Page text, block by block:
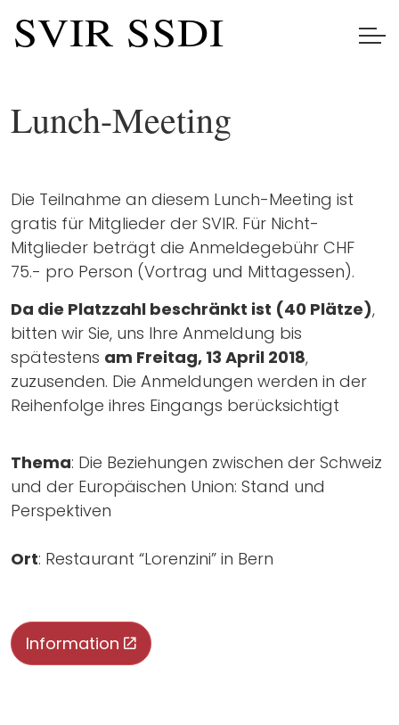
Lunch-Meeting
Die Teilnahme an diesem Lunch-Meeting ist
gratis für Mitglieder der SVIR. Für Nicht-
Mitglieder beträgt die Anmeldegebühr CHF
75.- pro Person (Vortrag und Mittagessen).
Da die Platzzahl beschränkt ist (40 Plätze),
bitten wir Sie, uns Ihre Anmeldung bis
spätestens am Freitag, 13 April 2018,
zuzusenden. Die Anmeldungen werden in der
Reihenfolge ihres Eingangs berücksichtigt
Thema: Die Beziehungen zwischen der Schweiz
und der Europäischen Union: Stand und
Perspektiven
Ort: Restaurant “Lorenzini” in Bern
Information